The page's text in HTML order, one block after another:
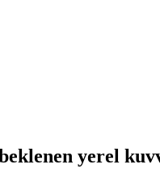
yerel